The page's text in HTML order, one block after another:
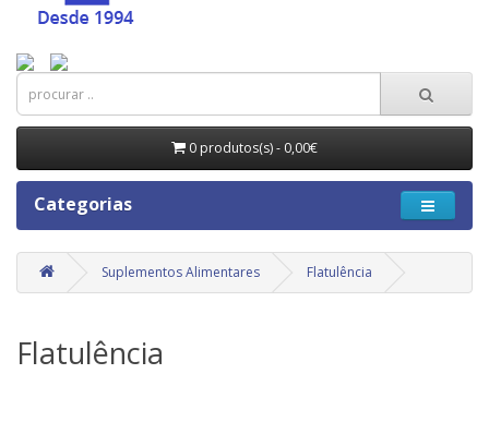
0 produtos(s) - 0,00€
Categorias
Suplementos Alimentares Flatulência
Flatulência